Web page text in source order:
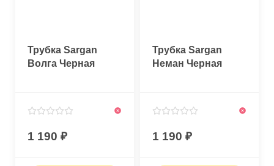
Трубка Sargan
Волга Черная
1 190
Трубка Sargan
Неман Черная
1 190